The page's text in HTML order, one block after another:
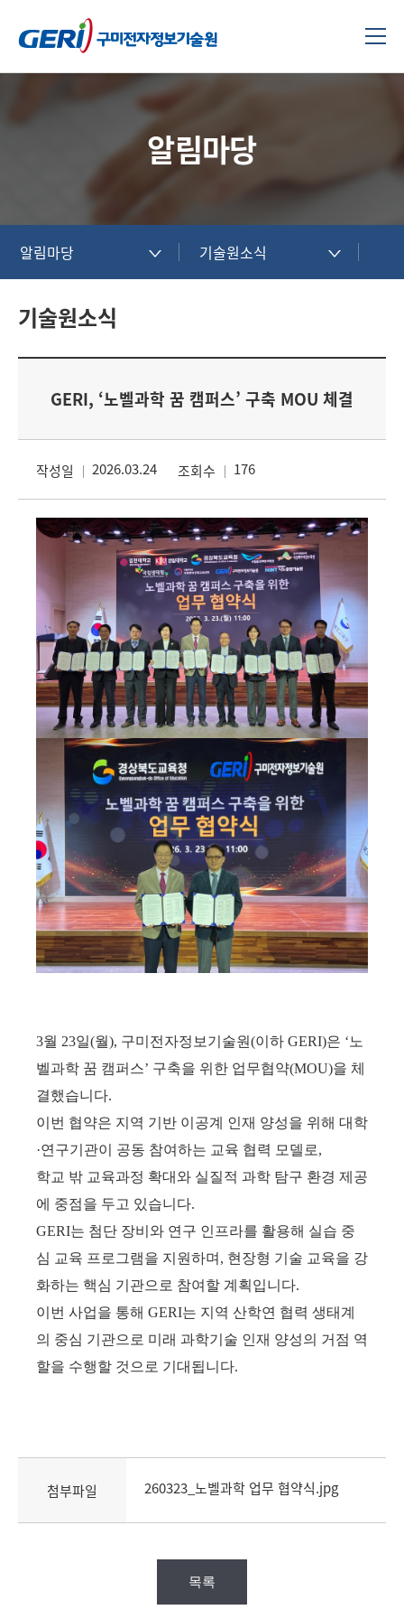
알림마당
알림마당 기술원소식
기술원소식
GERI, ‘노벨과학 꿈 캠퍼스’ 구축 MOU 체결
작성일 2026.03.24 조회수 176
3월 23일(월), 구미전자정보기술원(이하 GERI)은 ‘노
벨과학 꿈 캠퍼스’ 구축을 위한 업무협약(MOU)을 체
결했습니다.
이번 협약은 지역 기반 이공계 인재 양성을 위해 대학
·연구기관이 공동 참여하는 교육 협력 모델로,
학교 밖 교육과정 확대와 실질적 과학 탐구 환경 제공
에 중점을 두고 있습니다.
GERI는 첨단 장비와 연구 인프라를 활용해 실습 중
심 교육 프로그램을 지원하며, 현장형 기술 교육을 강
화하는 핵심 기관으로 참여할 계획입니다.
이번 사업을 통해 GERI는 지역 산학연 협력 생태계
의 중심 기관으로 미래 과학기술 인재 양성의 거점 역
할을 수행할 것으로 기대됩니다.
첨부파일 260323_노벨과학 업무 협약식.jpg
목록